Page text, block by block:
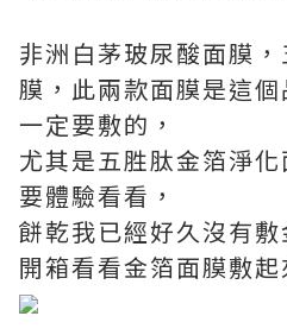
非洲白茅玻尿酸面膜
膜，此兩款面膜是這
一定要敷的，
尤其是五胜肽金箔淨
要體驗看看，
餅乾我已經好久沒有
開箱看看金箔面膜敷起